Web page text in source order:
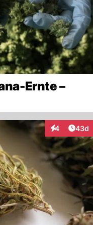
Ernte –
4
Interaktionen
43d